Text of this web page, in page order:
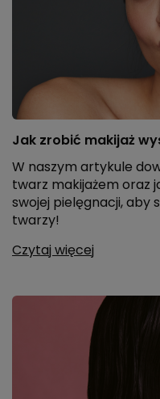
Jak zrobić makijaż
W naszym artykule
twarz makijażem oraz
swojej pielęgnacji, aby
twarzy!
Czytaj więcej